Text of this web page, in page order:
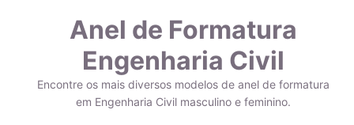
Anel de Formatura
Engenharia Civil
Encontre os mais diversos modelos de anel de formatura
em Engenharia Civil masculino e feminino.